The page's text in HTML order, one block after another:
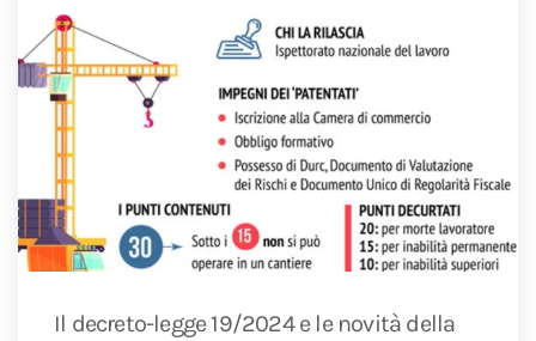
Il decreto-legge 19/2024 e le novità della